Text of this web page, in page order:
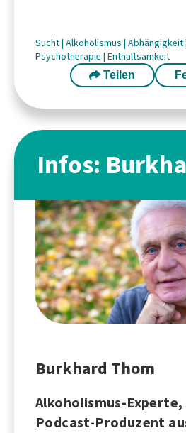
Sucht| Alkoholismus | Abhängigkeit|
Psychotherapie | Enthaltsamkeit
Teilen
Infos:
Burkhard Thom
Alkoholismus-
Podcast-Produzent